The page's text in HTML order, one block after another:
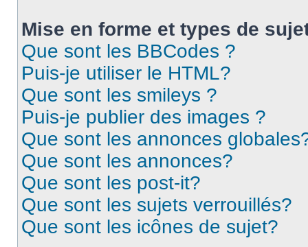
Mise en forme et types de
Que sont les BBCodes ?
Puis-je utiliser le HTML?
Que sont les smileys ?
Puis-je publier des images ?
Que sont les annonces
Que sont les annonces?
Que sont les post-it?
Que sont les sujets verrouillés?
Que sont les icônes de sujet?